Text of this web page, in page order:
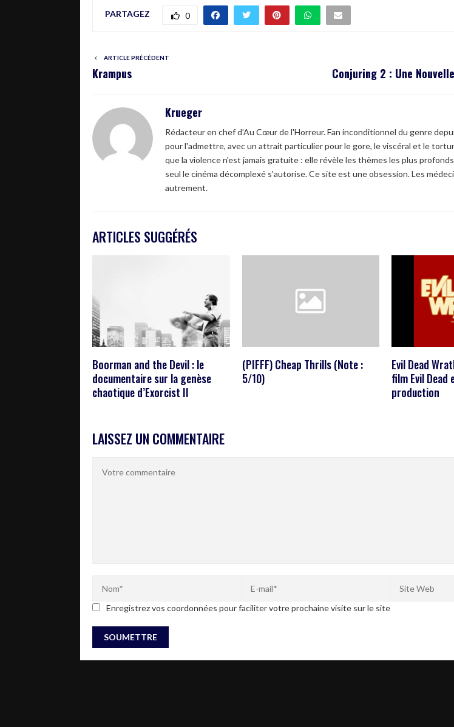
PARTAGEZ 0
ARTICLE PRÉCÉDENT
Krampus Conjuring 2 : Une
Krueger
Rédacteur en chef d'Au Cœur de l'Horreur. Fan inconditionnel du genre
pour l'admettre, avec un attrait particulier pour le gore, le viscéral et le
que la violence n'est jamais gratuite : elle révèle les thèmes les plus
seul le cinéma décomplexé s'autorise. Ce site est une obsession. Les
autrement.
ARTICLES SUGGÉRÉS
Boorman and the Devil : le
documentaire sur la genèse
chaotique d’Exorcist II
(PIFFF) Cheap Thrills (Note :
5/10)
Evil Dead
film Evil Dead
production
LAISSEZ UN COMMENTAIRE
Enregistrez vos coordonnées pour faciliter votre prochaine visite sur le site